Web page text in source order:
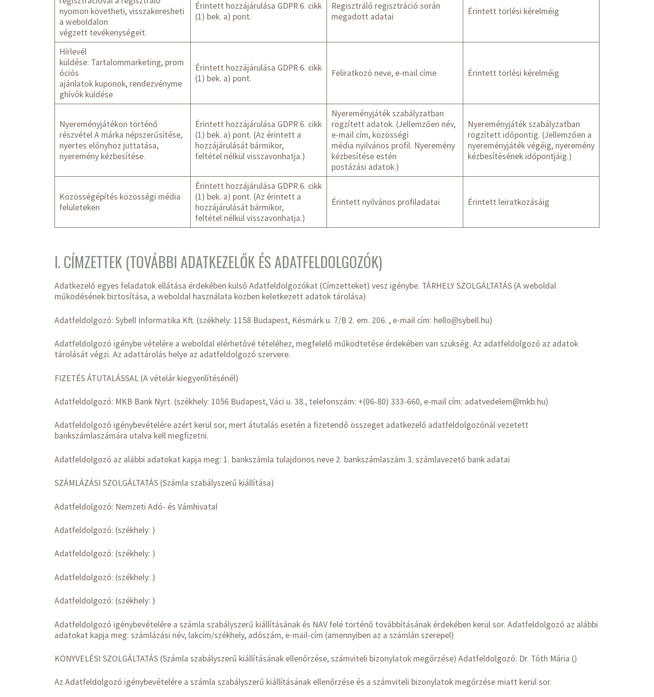
nyomon követheti, visszakeresheti
a weboldalon
végzett tevékenységeit.
Érintett hozzájárulása GDPR 6. cikk
(1) bek. a) pont.
Regisztráló regisztráció során
megadott adatai
Érintett törlési kérelméig
Hírlevél
küldése: Tartalommarketing, prom
óciós
ajánlatok kuponok, rendezvényme
ghívók küldése
Érintett hozzájárulása GDPR 6. cikk
(1) bek. a) pont.
Feliratkozó neve, e-mail címe Érintett törlési kérelméig
Nyereményjátékon történő
részvétel A márka népszerűsítése,
nyertes előnyhöz juttatása,
nyeremény kézbesítése.
Érintett hozzájárulása GDPR 6. cikk
(1) bek. a) pont. (Az érintett a
hozzájárulását bármikor,
feltétel nélkül visszavonhatja.)
Nyereményjáték szabályzatban
rögzített adatok. (Jellemzően név,
e-mail cím, közösségi
média nyilvános profil. Nyeremény
kézbesítése estén
postázási adatok.)
Nyereményjáték szabályzatban
rögzített időpontig. (Jellemzően a
nyereményjáték végéig, nyeremény
kézbesítésének időpontjáig.)
Közösségépítés közösségi média
felületeken
Érintett hozzájárulása GDPR 6. cikk
(1) bek. a) pont. (Az érintett a
hozzájárulását bármikor,
feltétel nélkül visszavonhatja.)
Érintett nyilvános profiladatai Érintett leiratkozásáig
I. CÍMZETTEK (TOVÁBBI ADATKEZELŐK ÉS ADATFELDOLGOZÓK)
Adatkezelő egyes feladatok ellátása érdekében külső Adatfeldolgozókat (Címzetteket) vesz igénybe. TÁRHELY SZOLGÁLTATÁS (A weboldal
működésének biztosítása, a weboldal használata közben keletkezett adatok tárolása)
Adatfeldolgozó: Sybell Informatika Kft. (székhely: 1158 Budapest, Késmárk u. 7/B 2. em. 206. , e-mail cím: hello@sybell.hu)
Adatfeldolgozó igénybe vételére a weboldal elérhetővé tételéhez, megfelelő működtetése érdekében van szükség. Az adatfeldolgozó az adatok
tárolását végzi. Az adattárolás helye az adatfeldolgozó szervere.
FIZETÉS ÁTUTALÁSSAL (A vételár kiegyenlítésénél)
Adatfeldolgozó: MKB Bank Nyrt. (székhely: 1056 Budapest, Váci u. 38., telefonszám: +(06-80) 333-660, e-mail cím: adatvedelem@mkb.hu)
Adatfeldolgozó igénybevételére azért kerül sor, mert átutalás esetén a fizetendő összeget adatkezelő adatfeldolgozónál vezetett
bankszámlaszámára utalva kell megfizetni.
Adatfeldolgozó az alábbi adatokat kapja meg: 1. bankszámla tulajdonos neve 2. bankszámlaszám 3. számlavezető bank adatai
SZÁMLÁZÁSI SZOLGÁLTATÁS (Számla szabályszerű kiállítása)
Adatfeldolgozó: Nemzeti Adó- és Vámhivatal
Adatfeldolgozó: (székhely: )
Adatfeldolgozó: (székhely: )
Adatfeldolgozó: (székhely: )
Adatfeldolgozó: (székhely: )
Adatfeldolgozó igénybevételére a számla szabályszerű kiállításának és NAV felé történő továbbításának érdekében kerül sor. Adatfeldolgozó az alábbi
adatokat kapja meg: számlázási név, lakcím/székhely, adószám, e-mail-cím (amennyiben az a számlán szerepel)
KÖNYVELÉSI SZOLGÁLTATÁS (Számla szabályszerű kiállításának ellenőrzése, számviteli bizonylatok megőrzése) Adatfeldolgozó: Dr. Tóth Mária ()
Az Adatfeldolgozó igénybevételére a számla szabályszerű kiállításának ellenőrzése és a számviteli bizonylatok megőrzése miatt kerül sor.